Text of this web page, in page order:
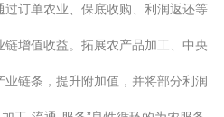
订单农业、保底收购、利润返还等
增值收益。拓展农产品加工、中央
链条，提升附加值，并将部分利润